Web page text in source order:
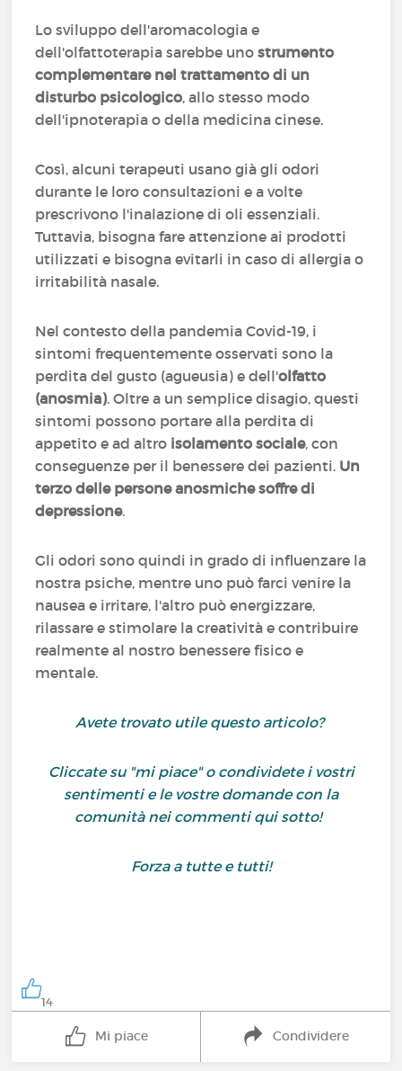
Lo sviluppo dell'aromacologia e
dell'olfattoterapia sarebbe unostrumento
complementare nel trattamento di un
disturbo psicologico, allo stesso modo
dell'ipnoterapia o della medicina cinese.
Così, alcuni terapeuti usano già gli odori
durante le loro consultazioni e a volte
prescrivono l'inalazione di oli essenziali.
Tuttavia, bisogna fare attenzione ai prodotti
utilizzati e bisogna evitarli in caso di allergia o
irritabilità nasale.
Nel contesto della pandemia Covid-19, i
sintomi frequentemente osservati sono la
perdita del gusto (agueusia) e dell'olfatto
(anosmia). Oltre a un semplice disagio, questi
sintomi possono portare alla perdita di
appetito e ad altro isolamento sociale, con
conseguenze per il benessere dei pazienti. Un
terzo delle persone anosmiche soffre di
depressione.
Gli odori sono quindi in grado di influenzare la
nostra psiche, mentre uno può farci venire la
nausea e irritare, l'altro può energizzare,
rilassare e stimolare la creatività e contribuire
realmente al nostro benessere fisico e
mentale.
Avete trovato utile questo articolo?
Cliccate su "mi piace" o condividete i vostri
sentimenti e le vostre domande con la
comunità nei commenti qui sotto!
Forza a tutte e tutti!
14
Mi piace Condividere